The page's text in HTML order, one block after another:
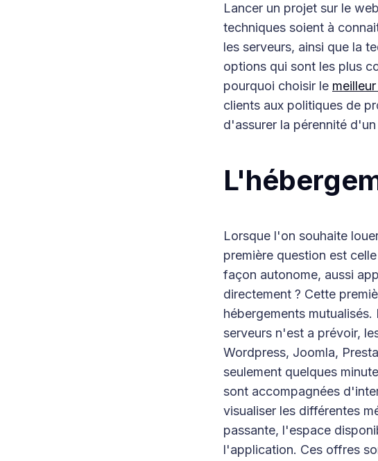
Lancer un projet sur le
techniques soient à
les serveurs, ainsi que la
options qui sont les plus
pourquoi choisir le
clients aux politiques de
d'assurer la pérennité
Lorsque l'on souhaite
première question est
façon autonome, aussi
directement ? Cette
hébergements
serveurs n'est a prévoir,
Wordpress, Joomla,
seulement quelques
sont accompagnées
visualiser les différentes
passante, l'espace
l'application. Ces offres